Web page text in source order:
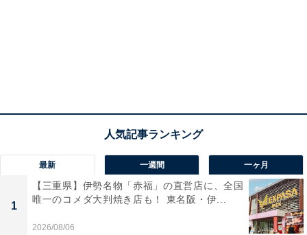
最新 一週間 一ヶ月
1
【三重県】伊勢名物「赤福」の直営店に、全国
唯一のコメダ大判焼き店も！ 東名阪・伊...
2026/08/06